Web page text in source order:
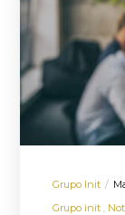
Grupo Init
Grupo init